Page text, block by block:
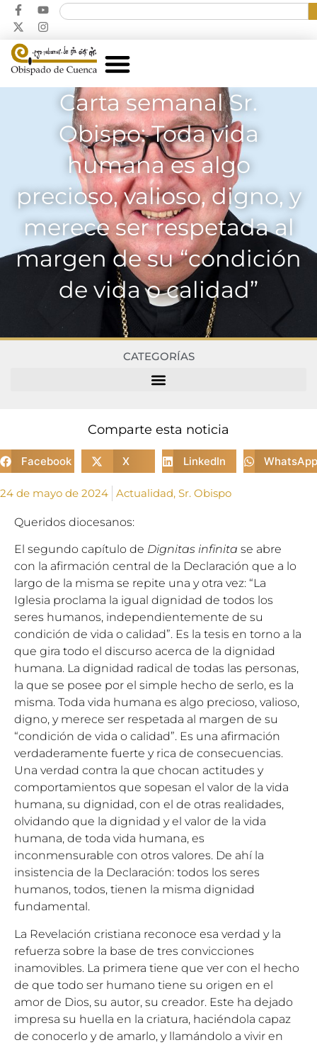
Carta semanal Sr.
Obispo: Toda vida
humana es algo
precioso, valioso, digno, y
merece ser respetada al
margen de su “condición
de vida o calidad”
CATEGORÍAS
Comparte esta noticia
Facebook X LinkedIn WhatsApp
24 de mayo de 2024 Actualidad, Sr. Obispo
Queridos diocesanos:
El segundo capítulo de Dignitas infinita se abre
con la afirmación central de la Declaración que a lo
largo de la misma se repite una y otra vez: “La
Iglesia proclama la igual dignidad de todos los
seres humanos, independientemente de su
condición de vida o calidad”. Es la tesis en torno a la
que gira todo el discurso acerca de la dignidad
humana. La dignidad radical de todas las personas,
la que se posee por el simple hecho de serlo, es la
misma. Toda vida humana es algo precioso, valioso,
digno, y merece ser respetada al margen de su
“condición de vida o calidad”. Es una afirmación
verdaderamente fuerte y rica de consecuencias.
Una verdad contra la que chocan actitudes y
comportamientos que sopesan el valor de la vida
humana, su dignidad, con el de otras realidades,
olvidando que la dignidad y el valor de la vida
humana, de toda vida humana, es
inconmensurable con otros valores. De ahí la
insistencia de la Declaración: todos los seres
humanos, todos, tienen la misma dignidad
fundamental.
La Revelación cristiana reconoce esa verdad y la
refuerza sobre la base de tres convicciones
inamovibles. La primera tiene que ver con el hecho
de que todo ser humano tiene su origen en el
amor de Dios, su autor, su creador. Este ha dejado
impresa su huella en la criatura, haciéndola capaz
de conocerlo y de amarlo, y llamándolo a vivir en